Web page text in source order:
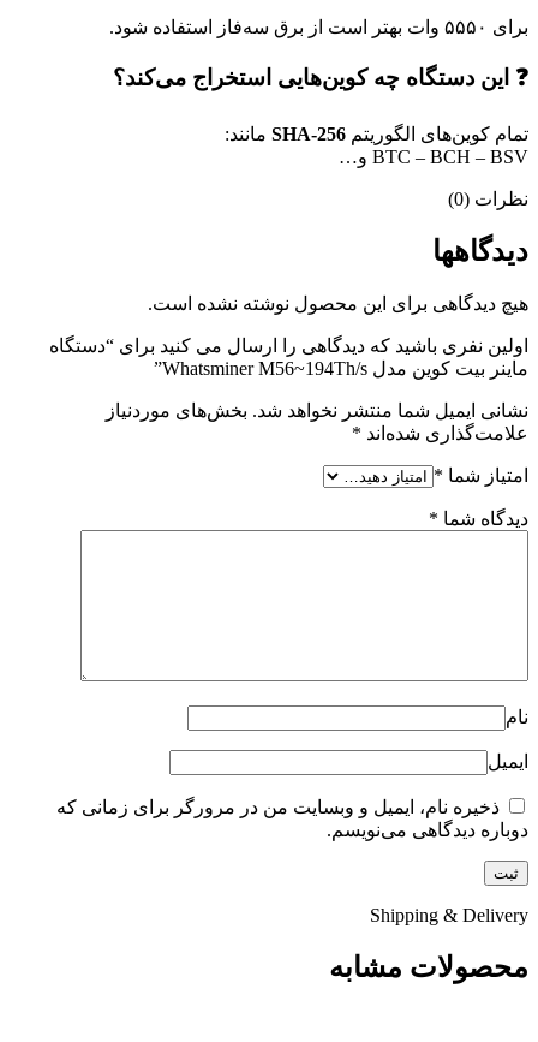
برای ۵۵۵۰ وات بهتر است از برق سه‌فاز استفاده شود.
❓ این دستگاه چه کوین‌هایی استخراج می‌کند؟
تمام کوین‌های الگوریتم SHA-256 مانند:
BTC – BCH – BSV و…
نظرات (0)
دیدگاهها
هیچ دیدگاهی برای این محصول نوشته نشده است.
اولین نفری باشید که دیدگاهی را ارسال می کنید برای “دستگاه
ماینر بیت کوین مدل Whatsminer M56~194Th/s”
نشانی ایمیل شما منتشر نخواهد شد. بخش‌های موردنیاز
علامت‌گذاری شده‌اند *
امتیاز شما *
دیدگاه شما *
نام
ایمیل
ذخیره نام، ایمیل و وبسایت من در مرورگر برای زمانی که
دوباره دیدگاهی می‌نویسم.
Shipping & Delivery
محصولات مشابه